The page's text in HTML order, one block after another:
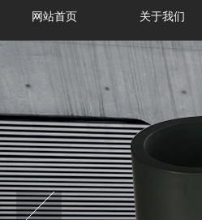
网站首页 关于我们